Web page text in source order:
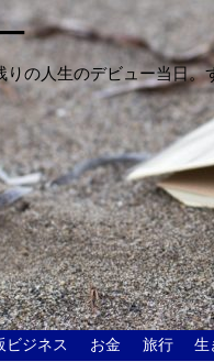
りの人生のデビュー当日
ビジネス お金 旅行 生